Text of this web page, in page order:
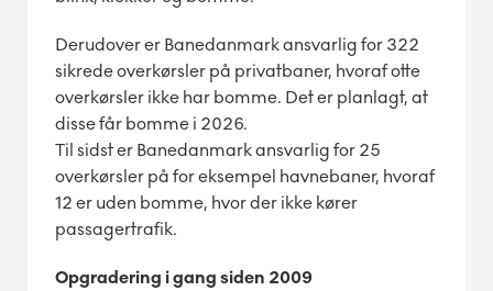
Derudover er Banedanmark ansvarlig for 322
sikrede overkørsler på privatbaner, hvoraf otte
overkørsler ikke har bomme. Det er planlagt, at
disse får bomme i 2026.
Til sidst er Banedanmark ansvarlig for 25
overkørsler på for eksempel havnebaner, hvoraf
12 er uden bomme, hvor der ikke kører
passagertrafik.
Opgradering i gang siden 2009